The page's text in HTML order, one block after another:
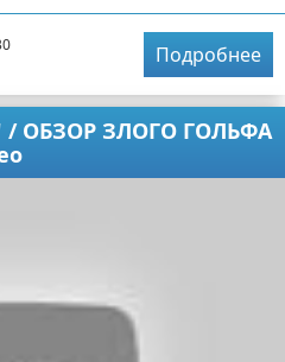
Подробнее
/ ОБЗОР ЗЛОГО ГОЛЬФА